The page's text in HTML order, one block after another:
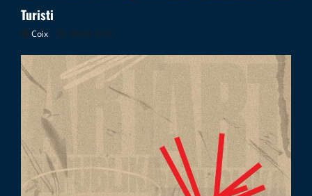
Turisti
Coix 08.08.2026